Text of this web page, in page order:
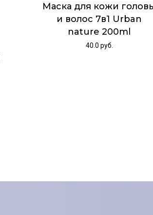
Маска для кожи
и волос 7в1 Urban
nature 200ml
40.0 руб.